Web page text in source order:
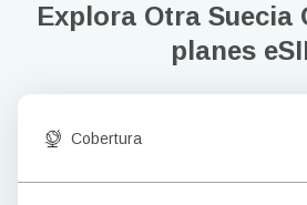
Explora Otra Suecia
planes
Cobertura